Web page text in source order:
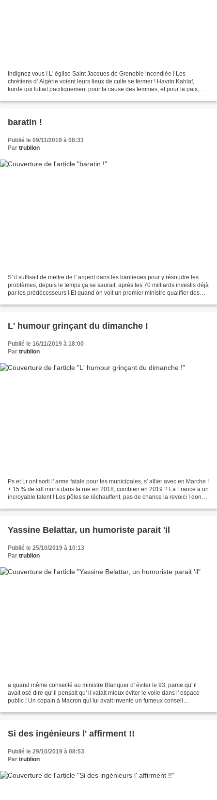
Indignez vous ! L' église Saint Jacques de Grenoble incendiée ! Les
chrétiens d' Algérie voient leurs lieux de culte se fermer ! Havrin Kahlaf,
kurde qui luttait pacifiquement pour la cause des femmes, et pour la paix,
baratin !
Publié le 09/11/2019 à 08:33
Par trublion
S' il suffisait de mettre de l' argent dans les banlieues pour y résoudre les
problèmes, depuis le temps ça se saurait, après les 70 milliards investis déjà
par les prédécesseurs ! Et quand on voit un premier ministre qualifier des
L' humour grinçant du dimanche !
Publié le 16/11/2019 à 18:00
Par trublion
Ps et Lr ont sorti l' arme fatale pour les municipales, s' allier avec en Marche !
+ 15 % de sdf morts dans la rue en 2018, combien en 2019 ? La France a un
incroyable talent ! Les pôles se réchauffent, pas de chance la revoici ! donc
Yassine Belattar, un humoriste parait 'il
Publié le 25/10/2019 à 10:13
Par trublion
a quand même conseillé au ministre Blanquer d' éviter le 93, parce qu' il
avait osé dire qu' il pensait qu' il valait mieux éviter le voile dans l' espace
public ! Un copain à Macron qui lui avait inventé un fumeux conseil
Si des ingénieurs l' affirment !!
Publié le 29/10/2019 à 08:53
Par trublion